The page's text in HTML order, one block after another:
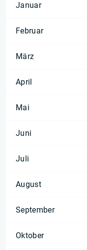
Januar
Februar
März
April
Mai
Juni
Juli
August
September
Oktober